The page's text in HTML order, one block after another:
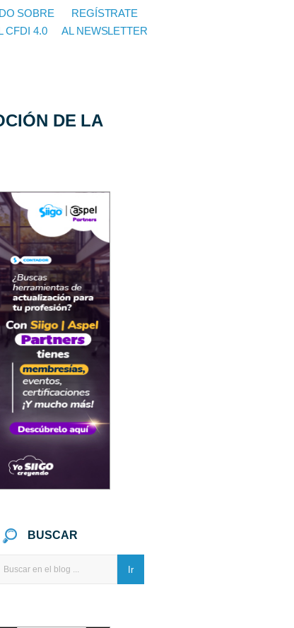
SOBRE
CFDI 4.0
REGÍSTRATE
AL NEWSLETTER
DE LA
BUSCAR